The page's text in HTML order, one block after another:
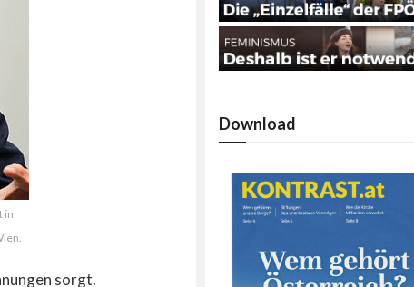
in
sorgt.
Download